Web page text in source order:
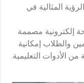
المثالية في
إلكترونية مصممة
والطلاب إمكانية
الأدوات التعليمية.